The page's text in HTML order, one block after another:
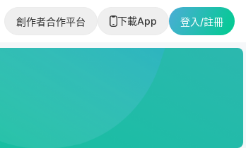
創作者合作平台 下載App 登入/註冊